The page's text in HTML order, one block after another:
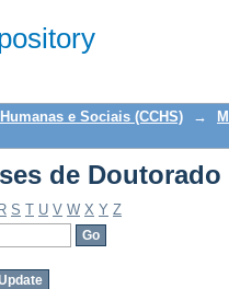
de
e Sociais (CCHS) →
de
R S T U V W X Y Z